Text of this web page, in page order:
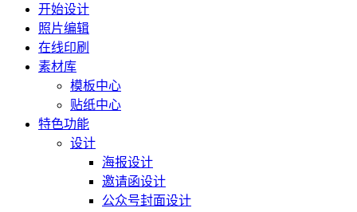
开始设计
照片编辑
在线印刷
素材库
模板中心
贴纸中心
特色功能
设计
海报设计
邀请函设计
公众号封面设计